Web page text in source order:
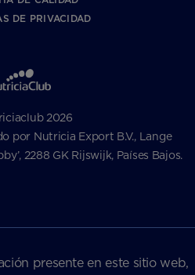
DE PRIVACIDAD
2026
por Nutricia Export B.V., Lange
2288 GK Rijswijk, Países Bajos.
presente en este sitio web,